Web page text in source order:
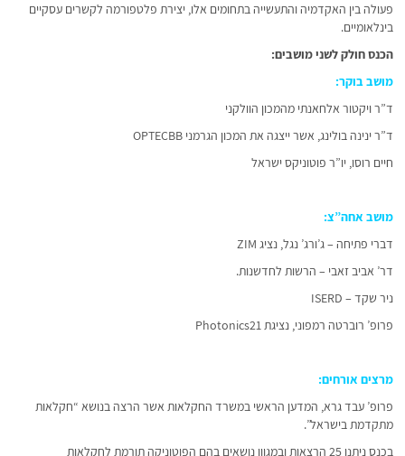
פעולה בין האקדמיה והתעשייה בתחומים אלו, יצירת פלטפורמה לקשרים עסקיים
בינלאומיים.
הכנס חולק לשני מושבים:
מושב בוקר:
ד”ר ויקטור אלחאנתי מהמכון הוולקני
ד”ר ינינה בולינג, אשר ייצגה את המכון הגרמני OPTECBB
חיים רוסו, יו”ר פוטוניקס ישראל
מושב אחה”צ:
דברי פתיחה – ג’ורג’ נגל, נציג ZIM
דר’ אביב זאבי – הרשות לחדשנות.
ניר שקד – ISERD
פרופ’ רוברטה רמפוני, נציגת Photonics21
מרצים אורחים:
פרופ’ עבד גרא, המדען הראשי במשרד החקלאות אשר הרצה בנושא “חקלאות
מתקדמת בישראל”.
בכנס ניתנו 25 הרצאות ובמגוון נושאים בהם הפוטוניקה תורמת לחקלאות